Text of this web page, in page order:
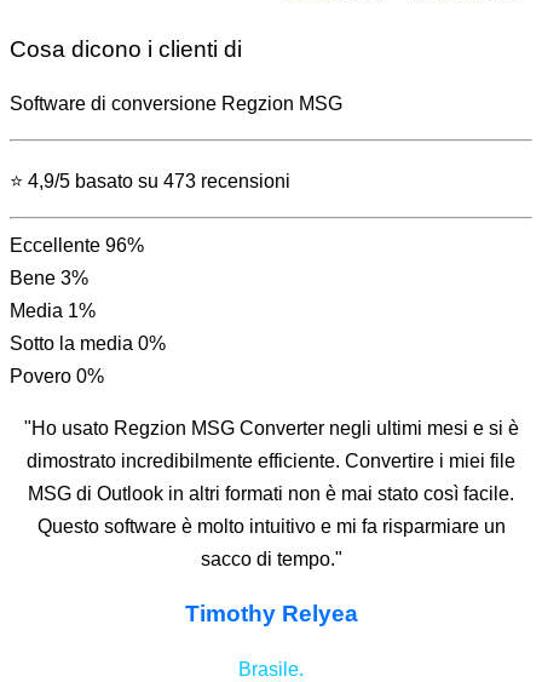
Cosa dicono i clienti di
Software di conversione Regzion MSG
⭐ 4,9/5 basato su 473 recensioni
Eccellente 96%
Bene 3%
Media 1%
Sotto la media 0%
Povero 0%
"Ho usato Regzion MSG Converter negli ultimi mesi e si è
dimostrato incredibilmente efficiente. Convertire i miei file
MSG di Outlook in altri formati non è mai stato così facile.
Questo software è molto intuitivo e mi fa risparmiare un
sacco di tempo."
Timothy Relyea
Brasile.